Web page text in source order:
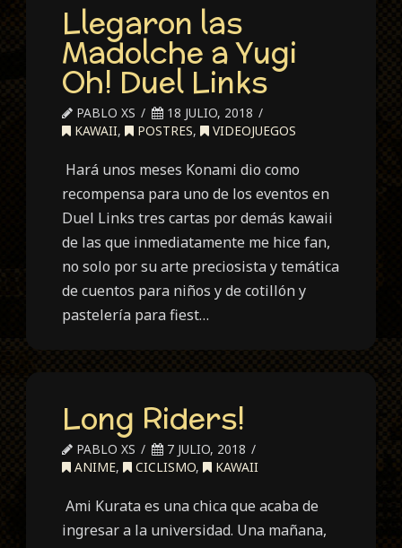
Llegaron las
Madolche a Yugi
Oh! Duel Links
PABLO XS
18 JULIO, 2018
KAWAII, POSTRES, VIDEOJUEGOS
Hará unos meses Konami dio como
recompensa para uno de los eventos en
Duel Links tres cartas por demás kawaii
de las que inmediatamente me hice fan,
no solo por su arte preciosista y temática
de cuentos para niños y de cotillón y
pastelería para fiest…
Long Riders!
PABLO XS
7 JULIO, 2018
ANIME, CICLISMO, KAWAII
Ami Kurata es una chica que acaba de
ingresar a la universidad. Una mañana,